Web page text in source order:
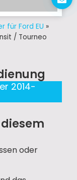
für Ford EU »
/ Tourneo
2014-
oder